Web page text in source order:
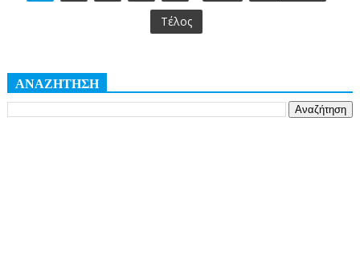
Τέλος
ΑΝΑΖΗΤΗΣΗ